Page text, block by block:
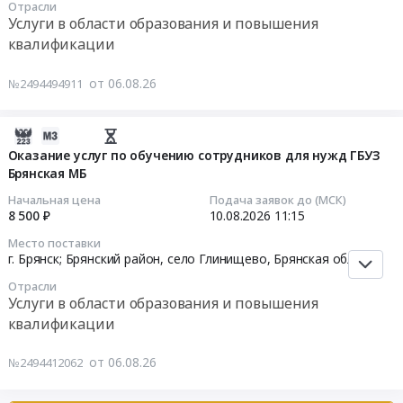
Отрасли
Услуги в области образования и повышения
квалификации
№2494494911 от 06.08.26
Оказание услуг по обучению сотрудников для нужд ГБУЗ
Брянская МБ
Начальная цена
8 500 ₽
Подача заявок до (МСК)
10.08.2026 11:15
Место поставки
г. Брянск; Брянский район, село Глинищево, Брянская область
Отрасли
Услуги в области образования и повышения
квалификации
№2494412062 от 06.08.26